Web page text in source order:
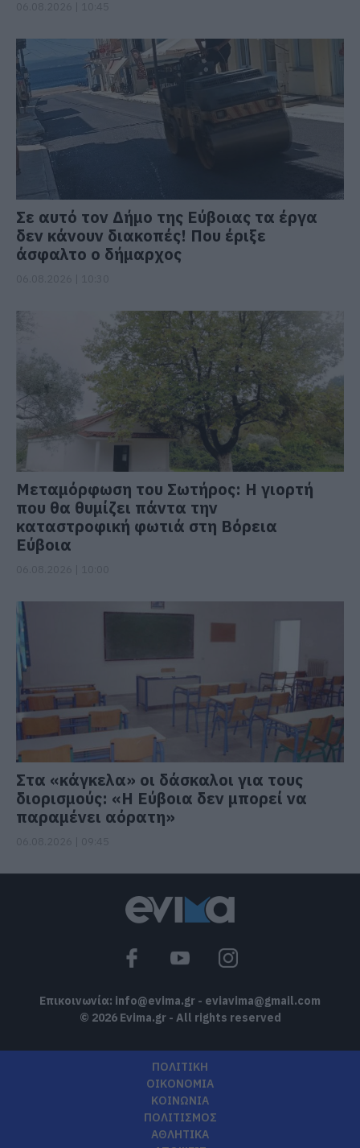
Σε αυτό τον Δήμο της Εύβοιας τα έργα
δεν κάνουν διακοπές! Που έριξε
άσφαλτο ο δήμαρχος
Μεταμόρφωση του Σωτήρος: Η γιορτή
που θα θυμίζει πάντα την
καταστροφική φωτιά στη Βόρεια
Εύβοια
Στα «κάγκελα» οι δάσκαλοι για τους
διορισμούς: «Η Εύβοια δεν μπορεί να
παραμένει αόρατη»
Επικοινωνία: info@evima.gr - eviavima@gmail.com
© 2026 Evima.gr - All rights reserved
ΠΟΛΙΤΙΚΗ
ΟΙΚΟΝΟΜΙΑ
ΚΟΙΝΩΝΙΑ
ΠΟΛΙΤΙΣΜΟΣ
ΑΘΛΗΤΙΚΑ